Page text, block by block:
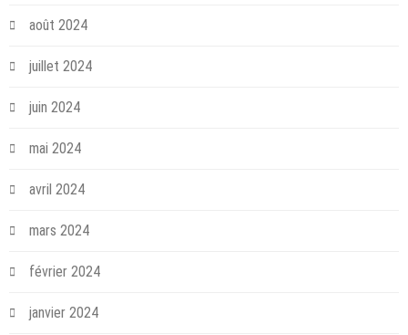
août 2024
juillet 2024
juin 2024
mai 2024
avril 2024
mars 2024
février 2024
janvier 2024